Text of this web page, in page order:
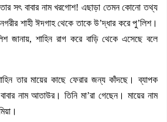
সৎ বাবার নাম খরগোশ! এছাড়া তেমন কোনো তথ্য
শাহী ঈদগাহ থেকে তাকে উ’দ্ধার করে পু’লিশ।
জানায়, শাহিন রাগ করে বাড়ি থেকে এসেছে বলে
তার মায়ের কাছে ফেরার জন্য কাঁদছে। ব্যাপক
বাবার নাম আতাউর। তিনি মা’রা গেছেন। মায়ের নাম